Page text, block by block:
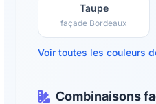
Taupe
façade Bordeaux
Voir toutes les couleurs
Combinaisons